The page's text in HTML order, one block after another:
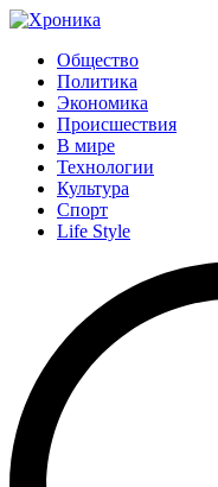
Общество
Политика
Экономика
Происшествия
В мире
Технологии
Культура
Спорт
Life Style